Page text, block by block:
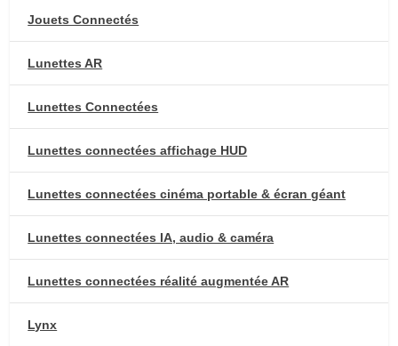
Jouets Connectés
Lunettes AR
Lunettes Connectées
Lunettes connectées affichage HUD
Lunettes connectées cinéma portable & écran géant
Lunettes connectées IA, audio & caméra
Lunettes connectées réalité augmentée AR
Lynx